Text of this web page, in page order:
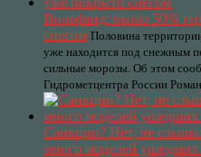
Вильфанд: около 50%
снегом Половина
уже находится под снежным
сильные морозы. Об этом
Гидрометцентра России
Санкции? Нет, не
много моделей ушедших